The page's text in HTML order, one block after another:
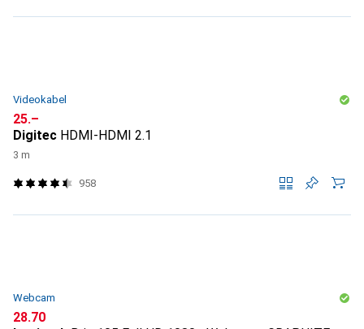
Videokabel
CHF
25.–
Digitec HDMI-HDMI 2.1
3 m
958
Webcam
CHF
28.70